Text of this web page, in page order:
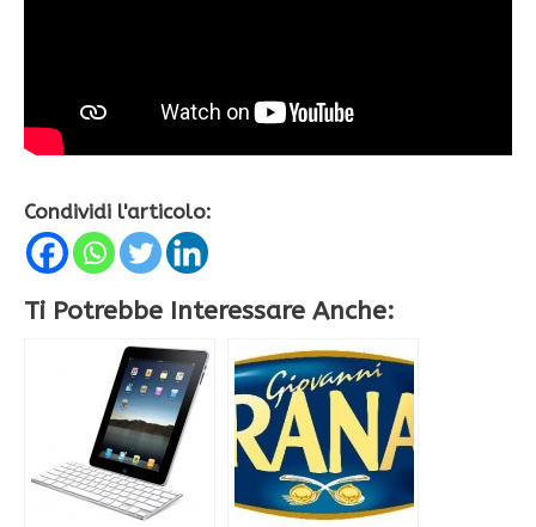
Condividi l'articolo:
Ti Potrebbe Interessare Anche: